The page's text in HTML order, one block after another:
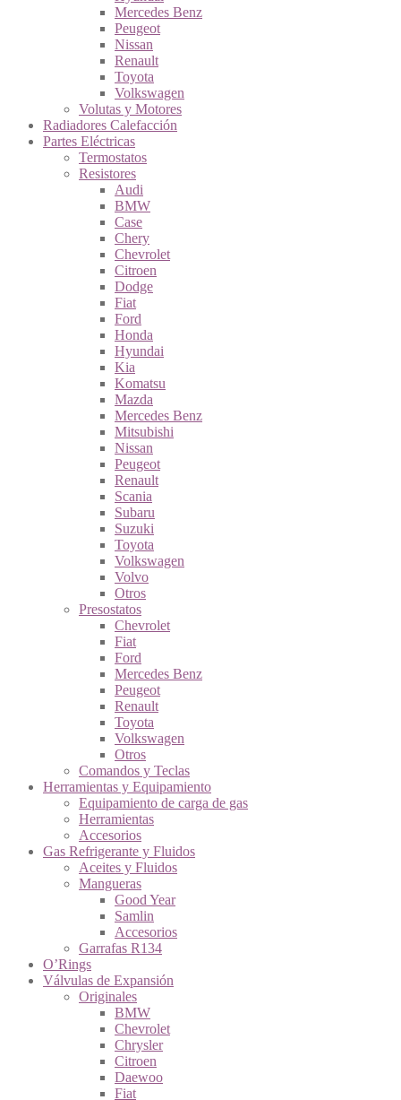
Mercedes Benz
Peugeot
Nissan
Renault
Toyota
Volkswagen
Volutas y Motores
Radiadores Calefacción
Partes Eléctricas
Termostatos
Resistores
Audi
BMW
Case
Chery
Chevrolet
Citroen
Dodge
Fiat
Ford
Honda
Hyundai
Kia
Komatsu
Mazda
Mercedes Benz
Mitsubishi
Nissan
Peugeot
Renault
Scania
Subaru
Suzuki
Toyota
Volkswagen
Volvo
Otros
Presostatos
Chevrolet
Fiat
Ford
Mercedes Benz
Peugeot
Renault
Toyota
Volkswagen
Otros
Comandos y Teclas
Herramientas y Equipamiento
Equipamiento de carga de gas
Herramientas
Accesorios
Gas Refrigerante y Fluidos
Aceites y Fluidos
Mangueras
Good Year
Samlin
Accesorios
Garrafas R134
O’Rings
Válvulas de Expansión
Originales
BMW
Chevrolet
Chrysler
Citroen
Daewoo
Fiat